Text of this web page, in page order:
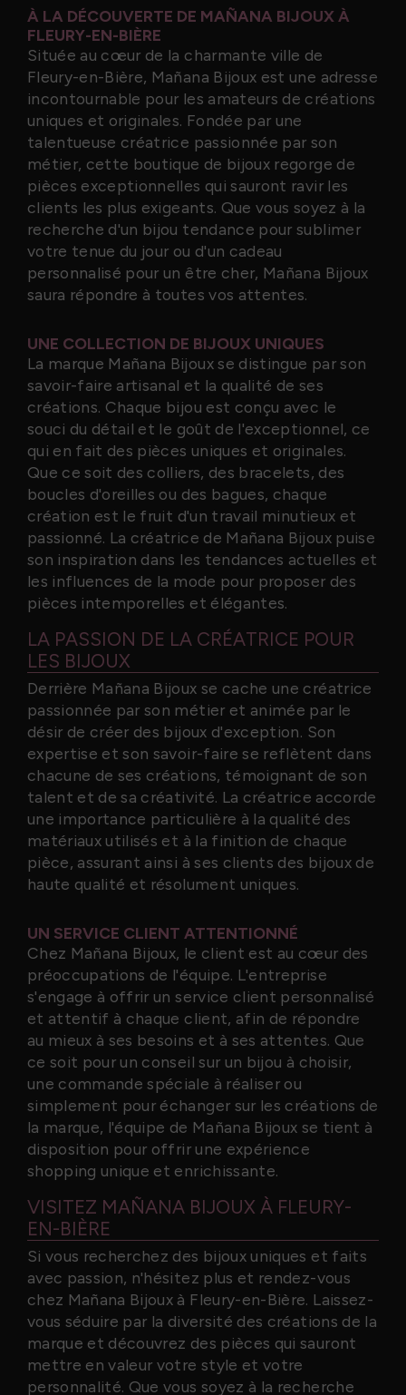
À LA DÉCOUVERTE DE MAÑANA BIJOUX À
FLEURY-EN-BIÈRE
Située au cœur de la charmante ville de
Fleury-en-Bière, Mañana Bijoux est une adresse
incontournable pour les amateurs de créations
uniques et originales. Fondée par une
talentueuse créatrice passionnée par son
métier, cette boutique de bijoux regorge de
pièces exceptionnelles qui sauront ravir les
clients les plus exigeants. Que vous soyez à la
recherche d'un bijou tendance pour sublimer
votre tenue du jour ou d'un cadeau
personnalisé pour un être cher, Mañana Bijoux
saura répondre à toutes vos attentes.
UNE COLLECTION DE BIJOUX UNIQUES
La marque Mañana Bijoux se distingue par son
savoir-faire artisanal et la qualité de ses
créations. Chaque bijou est conçu avec le
souci du détail et le goût de l'exceptionnel, ce
qui en fait des pièces uniques et originales.
Que ce soit des colliers, des bracelets, des
boucles d'oreilles ou des bagues, chaque
création est le fruit d'un travail minutieux et
passionné. La créatrice de Mañana Bijoux puise
son inspiration dans les tendances actuelles et
les influences de la mode pour proposer des
pièces intemporelles et élégantes.
LA PASSION DE LA CRÉATRICE POUR
LES BIJOUX
Derrière Mañana Bijoux se cache une créatrice
passionnée par son métier et animée par le
désir de créer des bijoux d'exception. Son
expertise et son savoir-faire se reflètent dans
chacune de ses créations, témoignant de son
talent et de sa créativité. La créatrice accorde
une importance particulière à la qualité des
matériaux utilisés et à la finition de chaque
pièce, assurant ainsi à ses clients des bijoux de
haute qualité et résolument uniques.
UN SERVICE CLIENT ATTENTIONNÉ
Chez Mañana Bijoux, le client est au cœur des
préoccupations de l'équipe. L'entreprise
s'engage à offrir un service client personnalisé
et attentif à chaque client, afin de répondre
au mieux à ses besoins et à ses attentes. Que
ce soit pour un conseil sur un bijou à choisir,
une commande spéciale à réaliser ou
simplement pour échanger sur les créations de
la marque, l'équipe de Mañana Bijoux se tient à
disposition pour offrir une expérience
shopping unique et enrichissante.
VISITEZ MAÑANA BIJOUX À FLEURY-
EN-BIÈRE
Si vous recherchez des bijoux uniques et faits
avec passion, n'hésitez plus et rendez-vous
chez Mañana Bijoux à Fleury-en-Bière. Laissez-
vous séduire par la diversité des créations de la
marque et découvrez des pièces qui sauront
mettre en valeur votre style et votre
personnalité. Que vous soyez à la recherche